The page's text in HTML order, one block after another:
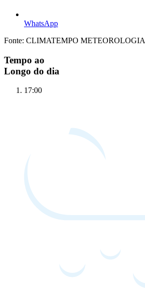
WhatsApp
Fonte: CLIMATEMPO METEOROLOGIA
Tempo ao
Longo do dia
17:00